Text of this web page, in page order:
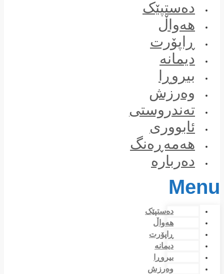
دەستپێک
هەواڵ
ڕاپۆرت
دیمانە
بیروڕا
وەرزش
تەندروستی
ئابووری
هەمەڕەنگ
دەربارە
Menu
دەستپێک
هەواڵ
ڕاپۆرت
دیمانە
بیروڕا
وەرزش